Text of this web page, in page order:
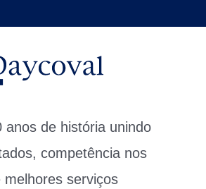
anos de história unindo
competência nos
melhores serviços